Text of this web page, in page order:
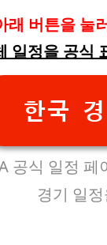
래 버튼을 눌
일정을 공식
한국
공식 일정
경기 일